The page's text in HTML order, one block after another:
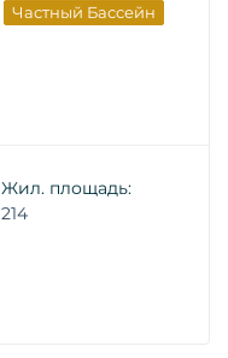
Частный Бассейн
Жил. площадь:
214